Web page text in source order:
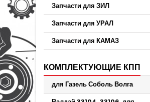
Запчасти для ЗИЛ
Запчасти для УРАЛ
Запчасти для КАМАЗ
КОМПЛЕКТУЮЩИЕ КПП
для Газель Соболь Волга